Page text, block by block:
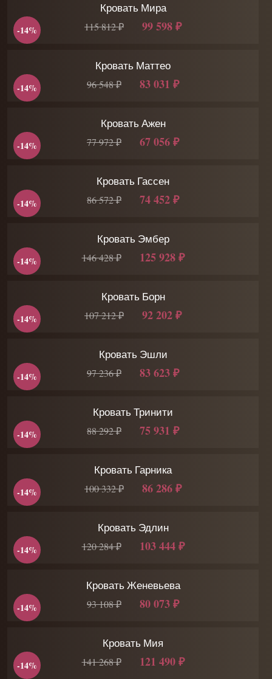
Кровать Мира
115 812 ₽ 99 598 ₽
-14%
Кровать Маттео
96 548 ₽ 83 031 ₽
-14%
Кровать Ажен
77 972 ₽ 67 056 ₽
-14%
Кровать Гассен
86 572 ₽ 74 452 ₽
-14%
Кровать Эмбер
146 428 ₽ 125 928 ₽
-14%
Кровать Борн
107 212 ₽ 92 202 ₽
-14%
Кровать Эшли
97 236 ₽ 83 623 ₽
-14%
Кровать Тринити
88 292 ₽ 75 931 ₽
-14%
Кровать Гарника
100 332 ₽ 86 286 ₽
-14%
Кровать Эдлин
120 284 ₽ 103 444 ₽
-14%
Кровать Женевьева
93 108 ₽ 80 073 ₽
-14%
Кровать Мия
141 268 ₽ 121 490 ₽
-14%